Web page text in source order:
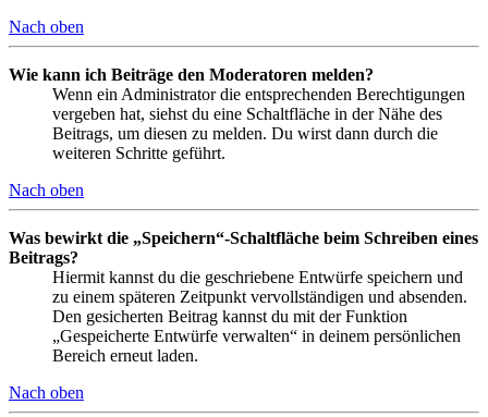
Nach oben
Wie kann ich Beiträge den Moderatoren melden?
Wenn ein Administrator die entsprechenden Berechtigungen
vergeben hat, siehst du eine Schaltfläche in der Nähe des
Beitrags, um diesen zu melden. Du wirst dann durch die
weiteren Schritte geführt.
Nach oben
Was bewirkt die „Speichern“-Schaltfläche beim Schreiben eines
Beitrags?
Hiermit kannst du die geschriebene Entwürfe speichern und
zu einem späteren Zeitpunkt vervollständigen und absenden.
Den gesicherten Beitrag kannst du mit der Funktion
„Gespeicherte Entwürfe verwalten“ in deinem persönlichen
Bereich erneut laden.
Nach oben